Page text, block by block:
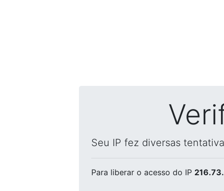
Seu IP fez diversas
Para liberar o acesso do IP